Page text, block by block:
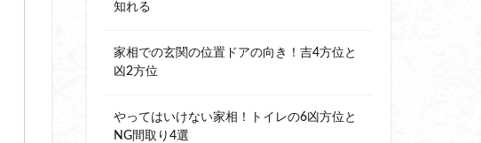
知れる
家相での玄関の位置ドアの向き！吉4方位と
凶2方位
やってはいけない家相！トイレの6凶方位と
NG間取り4選